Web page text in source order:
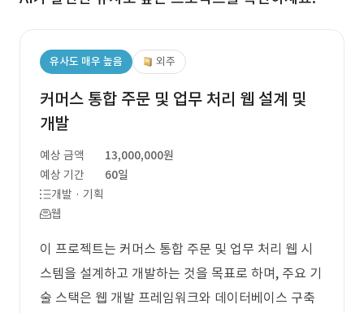
유사도 매우 높음 외주
커머스 통합 주문 및 업무 처리 웹 설계 및
개발
예상 금액
13,000,000원
예상 기간
60일
개발 · 기획
웹
이 프로젝트는 커머스 통합 주문 및 업무 처리 웹 시
스템을 설계하고 개발하는 것을 목표로 하며, 주요 기
술 스택은 웹 개발 프레임워크와 데이터베이스 구축